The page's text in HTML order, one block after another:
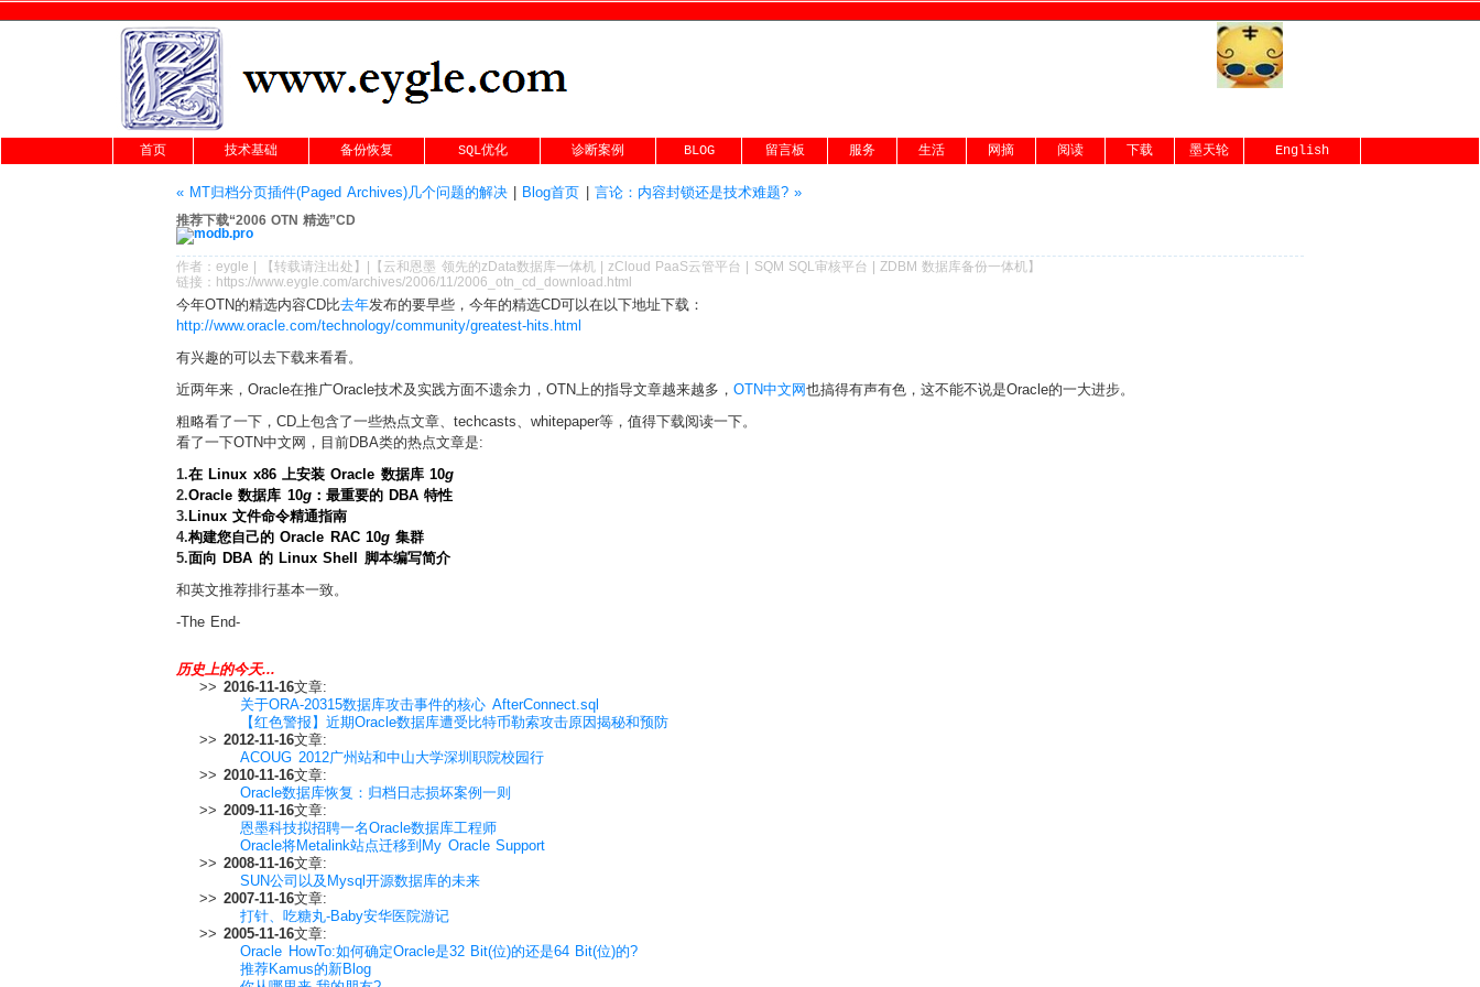
首页 技术基础 备份恢复 SQL优化 诊断案例 BLOG 留言板 服务 生活 网摘 阅读 下载 墨天轮 English
« MT归档分页插件(Paged Archives)几个问题的解决| Blog首页 言论：内容封锁还是技术难题? »
推荐下载“2006 OTN 精选”CD
作者： eygle 【转载请注出处 】|【 云和恩墨 领先的zData数据库一体机|zCloud PaaS云管平台 SQM SQL审核平台 |ZDBM 数据库备份一体机】
链接： https://www.eygle.com/archives/2006/11/2006_otn_cd_download.html
今年OTN的精选内容CD比去年发布的要早些，今年的精选CD可以在以下地址下载：
http://www.oracle.com/technology/community/greatest-hits.html
有兴趣的可以去下载来看看。
近两年来，Oracle在推广Oracle技术及实践方面不遗余力，OTN上的指导文章越来越多， OTN中文网也搞得有声有色，这不能不说是Oracle的一大进步。
粗略看了一下，CD上包含了一些热点文章、techcasts、whitepaper等，值得下载阅读一下。
看了一下OTN中文网，目前DBA类的热点文章是:
1.在 Linux x86 上安装 Oracle 数据库 10g
2.Oracle 数据库 10g：最重要的 DBA 特性
3.Linux 文件命令精通指南
4.构建您自己的 Oracle RAC 10g集群
5.面向 DBA 的 Linux Shell 脚本编写简介
和英文推荐排行基本一致。
-The End-
历史上的今天...
>> 2016-11-16文章:
关于ORA-20315数据库攻击事件的核心 AfterConnect.sql
【红色警报】近期Oracle数据库遭受比特币勒索攻击原因揭秘和预防
>> 2012-11-16文章:
ACOUG 2012广州站和中山大学深圳职院校园行
>> 2010-11-16文章:
Oracle数据库恢复：归档日志损坏案例一则
>> 2009-11-16文章:
恩墨科技拟招聘一名Oracle数据库工程师
Oracle将Metalink站点迁移到My Oracle Support
>> 2008-11-16文章:
SUN公司以及Mysql开源数据库的未来
>> 2007-11-16文章:
打针、吃糖丸-Baby安华医院游记
>> 2005-11-16文章:
Oracle HowTo:如何确定Oracle是32 Bit(位)的还是64 Bit(位)的?
推荐Kamus的新Blog